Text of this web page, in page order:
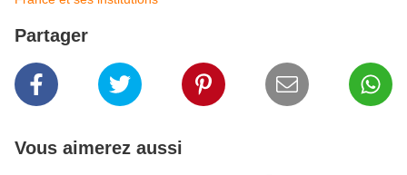
Partager
Vous aimerez aussi